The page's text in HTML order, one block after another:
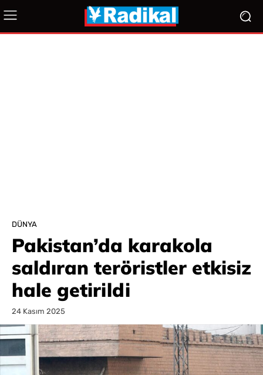
DÜNYA
Pakistan’da karakola
saldıran teröristler etkisiz
hale getirildi
24 Kasım 2025